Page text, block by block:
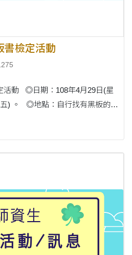
書檢定活動
活動 ◎日期：108年4月29日(星
五) 。 ◎地點：自行找有黑板的地
對象：教程一年級及教程二年級